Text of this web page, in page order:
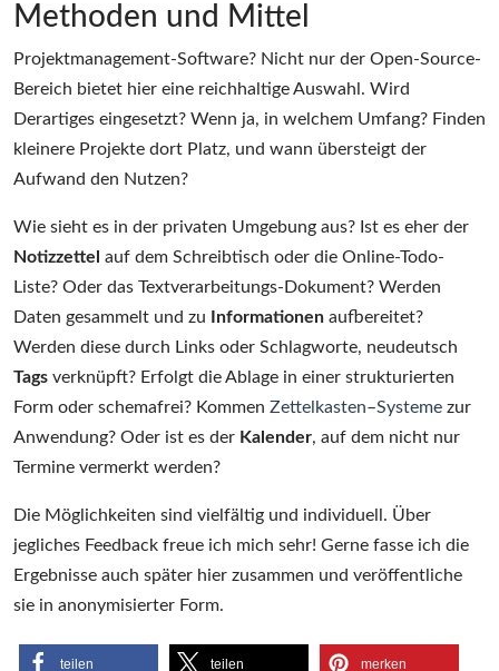
Methoden und Mittel
Projektmanagement-Software? Nicht nur der Open-Source-
Bereich bietet hier eine reichhaltige Auswahl. Wird
Derartiges eingesetzt? Wenn ja, in welchem Umfang? Finden
kleinere Projekte dort Platz, und wann übersteigt der
Aufwand den Nutzen?
Wie sieht es in der privaten Umgebung aus? Ist es eher der
Notizzettel auf dem Schreibtisch oder die Online-Todo-
Liste? Oder das Textverarbeitungs-Dokument? Werden
Daten gesammelt und zu
Informationen aufbereitet?
Werden diese durch Links oder Schlagworte, neudeutsch
Tags verknüpft? Erfolgt die Ablage in einer strukturierten
Form oder schemafrei? Kommen Zettelkasten–Systeme zur
Anwendung? Oder ist es der Kalender, auf dem nicht nur
Termine vermerkt werden?
Die Möglichkeiten sind vielfältig und individuell. Über
jegliches Feedback freue ich mich sehr! Gerne fasse ich die
Ergebnisse auch später hier zusammen und veröffentliche
sie in anonymisierter Form.
teilen teilen merken